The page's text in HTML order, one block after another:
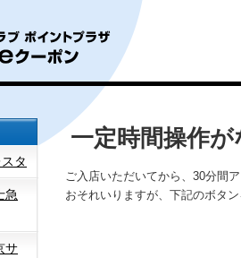
タ
急
サ
一定時間操作
ご入店いただいてから、30分間
おそれいりますが、下記のボタ